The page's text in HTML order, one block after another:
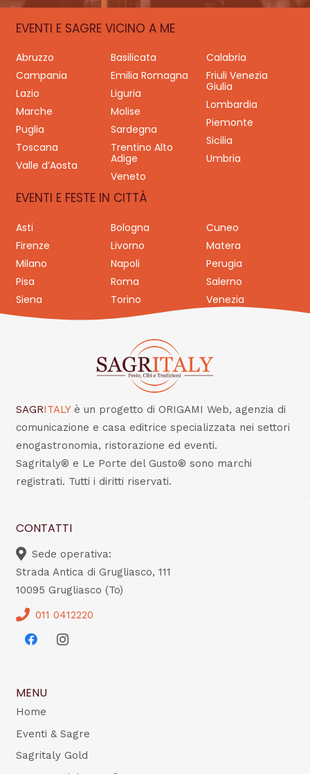
EVENTI E SAGRE VICINO A ME
Abruzzo Basilicata
Calabria
Campania
Emilia Romagna
Friuli Venezia
Giulia
Lazio
Liguria
Lombardia
Marche
Molise
Piemonte
Puglia
Sardegna
Sicilia
Toscana
Trentino Alto
Adige
Umbria
Valle d’Aosta
Veneto
EVENTI E FESTE IN CITTÀ
Asti Bologna
Cuneo
Firenze
Livorno
Matera
Milano
Napoli
Perugia
Pisa
Roma
Salerno
Siena
Torino Venezia
SAGRITALY è un progetto di ORIGAMI Web, agenzia di
comunicazione e casa editrice specializzata nei settori
enogastronomia, ristorazione ed eventi.
Sagritaly® e Le Porte del Gusto® sono marchi
registrati. Tutti i diritti riservati.
CONTATTI
Sede operativa:
Strada Antica di Grugliasco, 111
10095 Grugliasco (To)
011 0412220
MENU
Home
Eventi & Sagre
Sagritaly Gold